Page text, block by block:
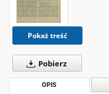
Pokaż treść
Pobierz
OPIS